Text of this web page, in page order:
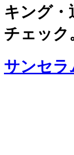
キング・
チェック
サンセラ